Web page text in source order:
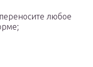
любое